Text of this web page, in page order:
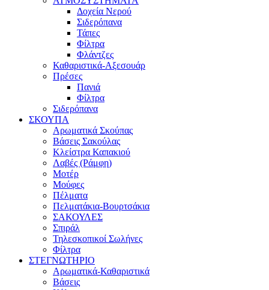
Δοχεία Νερού
Σιδερόπανα
Τάπες
Φίλτρα
Φλάντζες
Καθαριστικά-Αξεσουάρ
Πρέσες
Πανιά
Φίλτρα
Σιδερόπανα
ΣΚΟΥΠΑ
Αρωματικά Σκούπας
Βάσεις Σακούλας
Κλείστρα Καπακιού
Λαβές (Ράμφη)
Μοτέρ
Μούφες
Πέλματα
Πελματάκια-Βουρτσάκια
ΣΑΚΟΥΛΕΣ
Σπιράλ
Τηλεσκοπικοί Σωλήνες
Φίλτρα
ΣΤΕΓΝΩΤΗΡΙΟ
Αρωματικά-Καθαριστικά
Βάσεις